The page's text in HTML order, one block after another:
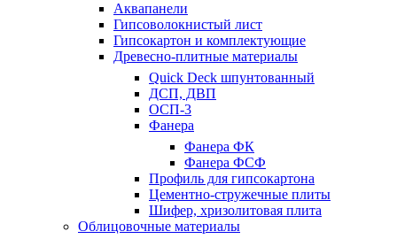
Аквапанели
Гипсоволокнистый лист
Гипсокартон и комплектующие
Древесно-плитные материалы
Quick Deck шпунтованный
ДСП, ДВП
ОСП-3
Фанера
Фанера ФК
Фанера ФСФ
Профиль для гипсокартона
Цементно-стружечные плиты
Шифер, хризолитовая плита
Облицовочные материалы